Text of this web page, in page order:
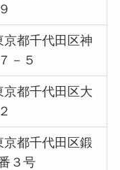
京都千代田区神
－５
京都千代田区大
京都千代田区鍛
３号